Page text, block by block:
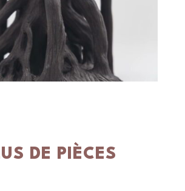
DE PIÈCES